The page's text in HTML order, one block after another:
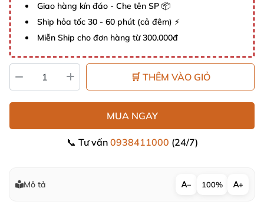
Giao hàng kín đáo - Che tên SP 📦
Ship hỏa tốc 30 - 60 phút (cả đêm) ⚡
Miễn Ship cho đơn hàng từ 300.000đ
🛒 THÊM VÀO GIỎ
MUA NGAY
📞 Tư vấn 0938411000 (24/7)
Mô tả − 100% +